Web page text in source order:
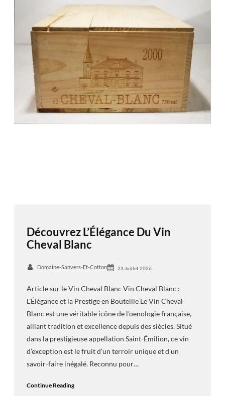
Découvrez L’Élégance Du Vin
Cheval Blanc
Domaine-Sanvers-Et-Cotton 23 Juillet 2026
Article sur le Vin Cheval Blanc Vin Cheval Blanc :
L’Élégance et la Prestige en Bouteille Le Vin Cheval
Blanc est une véritable icône de l’oenologie française,
alliant tradition et excellence depuis des siècles. Situé
dans la prestigieuse appellation Saint-Émilion, ce vin
d’exception est le fruit d’un terroir unique et d’un
savoir-faire inégalé. Reconnu pour…
Continue Reading